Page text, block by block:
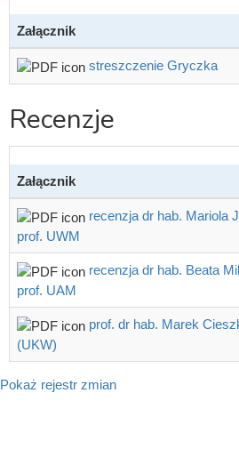
Załącznik
streszczenie Gryczka
Recenzje
Załącznik
recenzja dr hab. Mariola
prof. UWM
recenzja dr hab. Beata
prof. UAM
prof. dr hab. Marek
(UKW)
Pokaż rejestr zmian